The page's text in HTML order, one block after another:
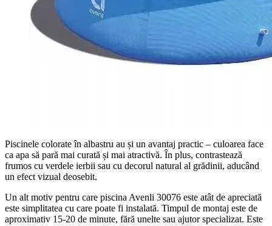
Piscinele colorate în albastru au și un avantaj practic – culoarea face
ca apa să pară mai curată și mai atractivă. În plus, contrastează
frumos cu verdele ierbii sau cu decorul natural al grădinii, aducând
un efect vizual deosebit.
Un alt motiv pentru care piscina Avenli 30076 este atât de apreciată
este simplitatea cu care poate fi instalată. Timpul de montaj este de
aproximativ 15-20 de minute, fără unelte sau ajutor specializat. Este